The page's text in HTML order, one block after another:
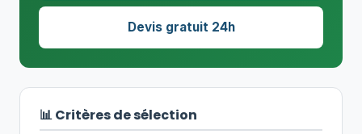
Devis gratuit 24h
📊 Critères de sélection